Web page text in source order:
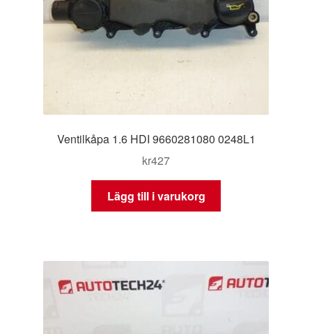
Ventilkåpa 1.6 HDI 9660281080 0248L1
kr427
Lägg till i varukorg